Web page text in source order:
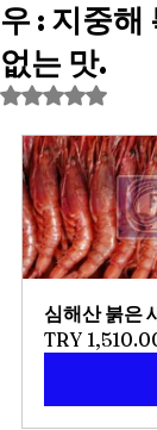
우 : 지중해
없는 맛.
별점 5점 중
심해산 붉은
TRY